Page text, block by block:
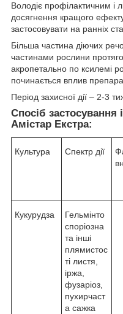
Володіє профілактичним і
досягнення кращого
застосовувати на ранніх
Більша частина діючих
частинами рослини
акропетально по ксилемі
починається вплив
Період захисної дії – 2-3
Спосіб застосування
Амістар Екстра:
Культура Спектр дії
Кукурудза
Гельмінто
споріозна
та інші
плямистос
ті листя,
іржа,
фузаріоз,
пухирчаст
а сажка